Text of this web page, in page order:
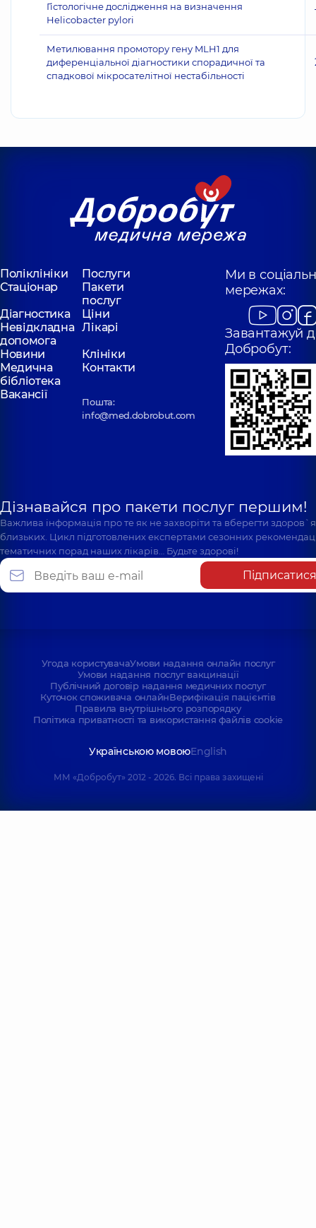
Гістологічне дослідження на визначення
Helicobacter pylori
Метилювання промотору гену MLH1 для
диференціальної діагностики спорадичної та
спадкової мікросателітної нестабільності
Поліклініки
Послуги
Стаціонар
Пакети
послуг
Діагностика
Ціни
Невідкладна
допомога
Лікарі
Новини
Клініки
Медична
бібліотека
Контакти
Вакансії
Пошта:
info@med.dobrobut.com
Ми в
мережах:
Завантажуй
Добробут:
Дізнавайся про пакети послуг першим!
Важлива інформація про те як не захворіти та вберегти
близьких. Цикл підготовлених експертами сезонних
тематичних порад наших лікарів… Будьте здорові!
Підписатися
Угода користувачаУмови надання онлайн послуг
Умови надання послуг вакцинації
Публічний договір надання медичних послуг
Куточок споживача онлайнВерифікація пацієнтів
Правила внутрішнього розпорядку
Політика приватності та використання файлів cookie
Українською мовоюEnglish
ММ «Добробут» 2012 - 2026. Всі права захищені